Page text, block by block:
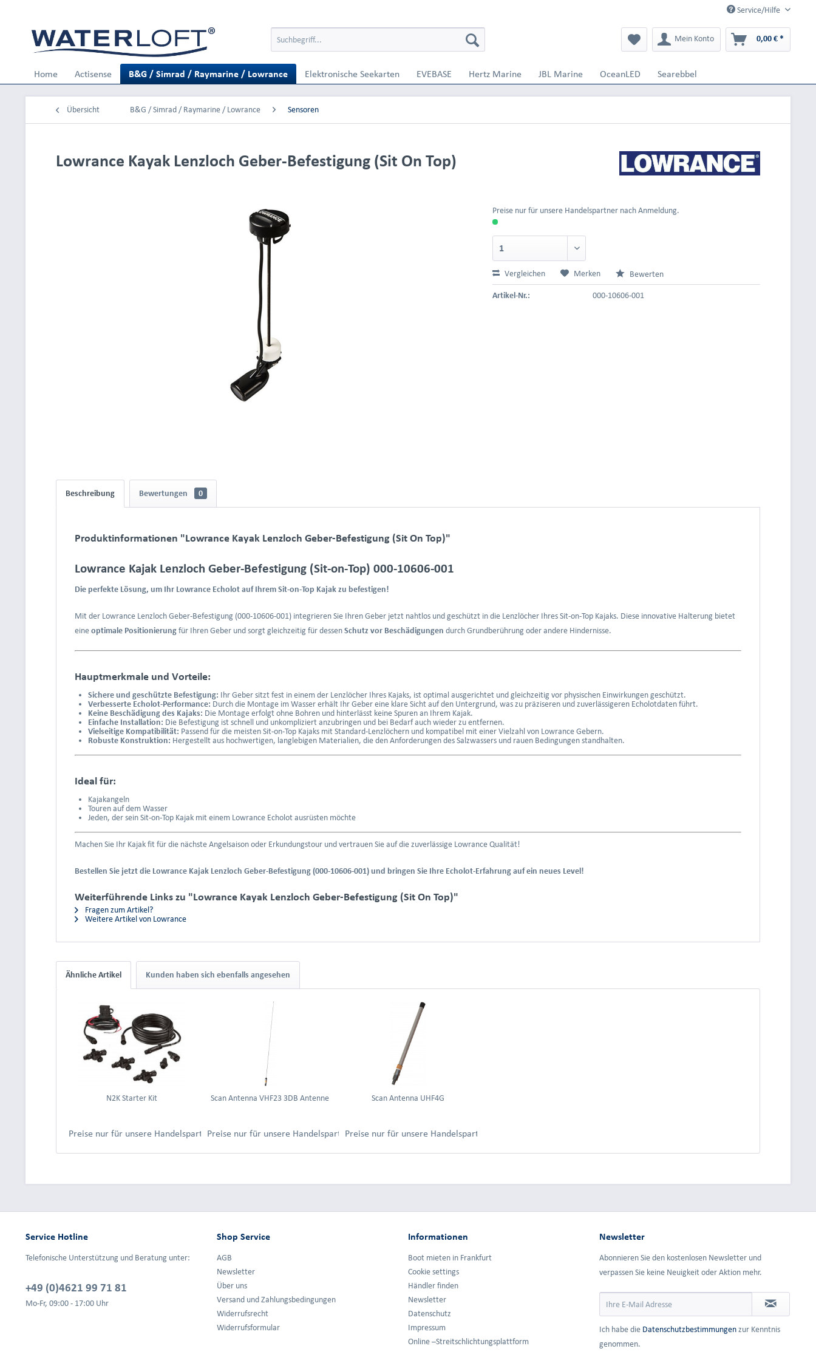
Service/Hilfe
Mein Konto 0,00 € *
Home Actisense B&G / Simrad / Raymarine / Lowrance Elektronische Seekarten EVEBASE Hertz Marine JBL Marine OceanLED Searebbel
Übersicht B&G / Simrad / Raymarine / Lowrance Sensoren
Lowrance Kayak Lenzloch Geber-Befestigung (Sit On Top)
Preise nur für unsere Handelspartner nach Anmeldung.
Vergleichen Merken Bewerten
Artikel-Nr.: 000-10606-001
Beschreibung Bewertungen 0
Produktinformationen "Lowrance Kayak Lenzloch Geber-Befestigung (Sit On Top)"
Lowrance Kajak Lenzloch Geber-Befestigung (Sit-on-Top) 000-10606-001
Die perfekte Lösung, um Ihr Lowrance Echolot auf Ihrem Sit-on-Top Kajak zu befestigen!
Mit der Lowrance Lenzloch Geber-Befestigung (000-10606-001) integrieren Sie Ihren Geber jetzt nahtlos und geschützt in die Lenzlöcher Ihres Sit-on-Top Kajaks. Diese innovative Halterung bietet
eine optimale Positionierung für Ihren Geber und sorgt gleichzeitig für dessen Schutz vor Beschädigungen durch Grundberührung oder andere Hindernisse.
Hauptmerkmale und Vorteile:
Sichere und geschützte Befestigung: Ihr Geber sitzt fest in einem der Lenzlöcher Ihres Kajaks, ist optimal ausgerichtet und gleichzeitig vor physischen Einwirkungen geschützt.
Verbesserte Echolot-Performance: Durch die Montage im Wasser erhält Ihr Geber eine klare Sicht auf den Untergrund, was zu präziseren und zuverlässigeren Echolotdaten führt.
Keine Beschädigung des Kajaks: Die Montage erfolgt ohne Bohren und hinterlässt keine Spuren an Ihrem Kajak.
Einfache Installation: Die Befestigung ist schnell und unkompliziert anzubringen und bei Bedarf auch wieder zu entfernen.
Vielseitige Kompatibilität: Passend für die meisten Sit-on-Top Kajaks mit Standard-Lenzlöchern und kompatibel mit einer Vielzahl von Lowrance Gebern.
Robuste Konstruktion: Hergestellt aus hochwertigen, langlebigen Materialien, die den Anforderungen des Salzwassers und rauen Bedingungen standhalten.
Ideal für:
Kajakangeln
Touren auf dem Wasser
Jeden, der sein Sit-on-Top Kajak mit einem Lowrance Echolot ausrüsten möchte
Machen Sie Ihr Kajak fit für die nächste Angelsaison oder Erkundungstour und vertrauen Sie auf die zuverlässige Lowrance Qualität!
Bestellen Sie jetzt die Lowrance Kajak Lenzloch Geber-Befestigung (000-10606-001) und bringen Sie Ihre Echolot-Erfahrung auf ein neues Level!
Weiterführende Links zu "Lowrance Kayak Lenzloch Geber-Befestigung (Sit On Top)"
Fragen zum Artikel?
Weitere Artikel von Lowrance
Ähnliche Artikel Kunden haben sich ebenfalls angesehen
N2K Starter Kit
Preise nur für unsere Handelspartner nach Anmeldung.
Scan Antenna VHF23 3DB Antenne
Preise nur für unsere Handelspartner nach Anmeldung.
Scan Antenna UHF4G
Preise nur für unsere Handelspartner nach Anmeldung.
Service Hotline
Telefonische Unterstützung und Beratung unter:
+49 (0)4621 99 71 81
Mo-Fr, 09:00 - 17:00 Uhr
Shop Service
AGB
Newsletter
Über uns
Versand und Zahlungsbedingungen
Widerrufsrecht
Widerrufsformular
Informationen
Boot mieten in Frankfurt
Cookie settings
Händler finden
Newsletter
Datenschutz
Impressum
Online –Streitschlichtungsplattform
Newsletter
Abonnieren Sie den kostenlosen Newsletter und
verpassen Sie keine Neuigkeit oder Aktion mehr.
Ich habe die Datenschutzbestimmungen zur Kenntnis
genommen.